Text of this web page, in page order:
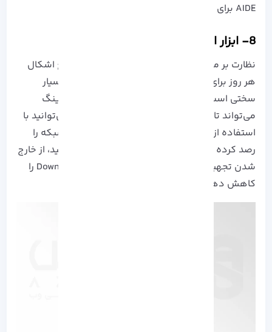
AIDE برای لینوکس نیز وجود دارد.
8- ابزار امنیتی و مانیتورینگ Nmap
نظارت بر مشکلات عملکرد سیستم لینوکس و رفع اشکال
هر روز برای هر مدیر سیستم یا شبکه واقعاً کار بسیار
سختی است، بنابراین استفاده از ابزار‌ های مانیتورینگ
می‌تواند تا حدی این مشکل را برطرف کند. شما می‌توانید با
استفاده از این ابزار ها لحظه به لحظه، مشکلات شبکه را
رصد کرده و به صورت آنلاین آن‌ ها را عیب‌ یابی کنید، از خارج
شدن تجهیزات از مدار جلوگیری کرده و زمان Downtime را
کاهش دهید.